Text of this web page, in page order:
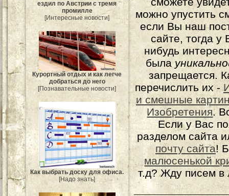
ездил по Австрии с тремя
промилле
[Интересные новости]
Курортный отдых и как легче
добраться до него
[Познавательные новости]
Как выбрать доску для офиса.
[Надо знать]
можно упустить
если Вы наш
сайте, тогда у
нибудь
была
запрещается.
перечислить их -
и смешные
Изобретения.
Если у Вас
разделом сайта
почту сайта!
малюсенькой
т.д? Жду писем в